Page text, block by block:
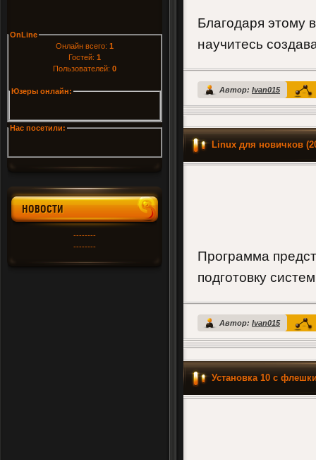
Благодаря этому
научитесь
Автор: Ivan015
Linux для новичков
Программа
подготовку
Автор: Ivan015
Установка 10 с
OnLine
Онлайн всего: 1
Гостей: 1
Пользователей: 0
Юзеры онлайн:
Нас посетили:
НОВОСТИ
--------
--------